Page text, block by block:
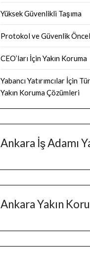
Yüksek Güvenlikli Taşıma
Protokol ve Güvenlik
CEO’ları İçin Yakın Koruma
Yabancı Yatırımcılar İçin
Yakın Koruma Çözümleri
Ankara İş Adamı
Ankara Yakın